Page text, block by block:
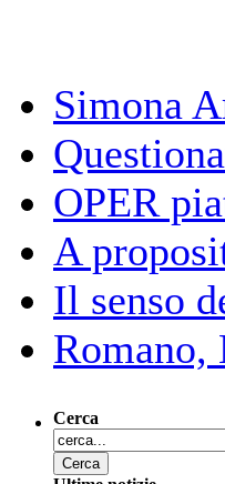
Simona
OPER
A
Il senso
Romano,
Cerca